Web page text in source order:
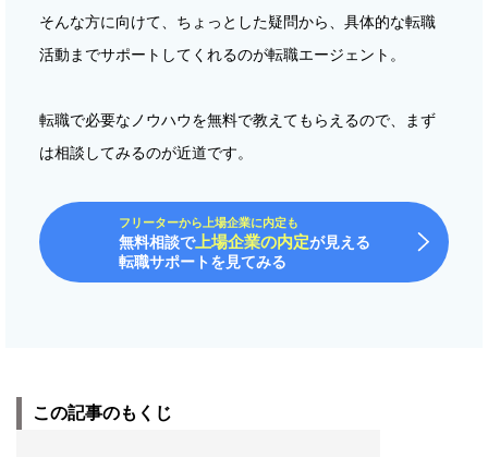
そんな方に向けて、ちょっとした疑問から、具体的な転職
活動までサポートしてくれるのが転職エージェント。
転職で必要なノウハウを無料で教えてもらえるので、まず
は相談してみるのが近道です。
フリーターから上場企業に内定も
無料相談で上場企業の内定が見える
転職サポートを見てみる
この記事のもくじ